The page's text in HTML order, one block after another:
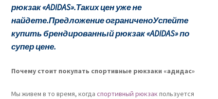
рюкзак «ADIDAS».Таких цен уже не
найдете.Предложение ограниченоУспейте
купить брендированный рюкзак «ADIDAS» по
супер цене.
Почему стоит покупать спортивные рюкзаки «адидас»
Мы живем в то время, когда спортивный рюкзакпользуется